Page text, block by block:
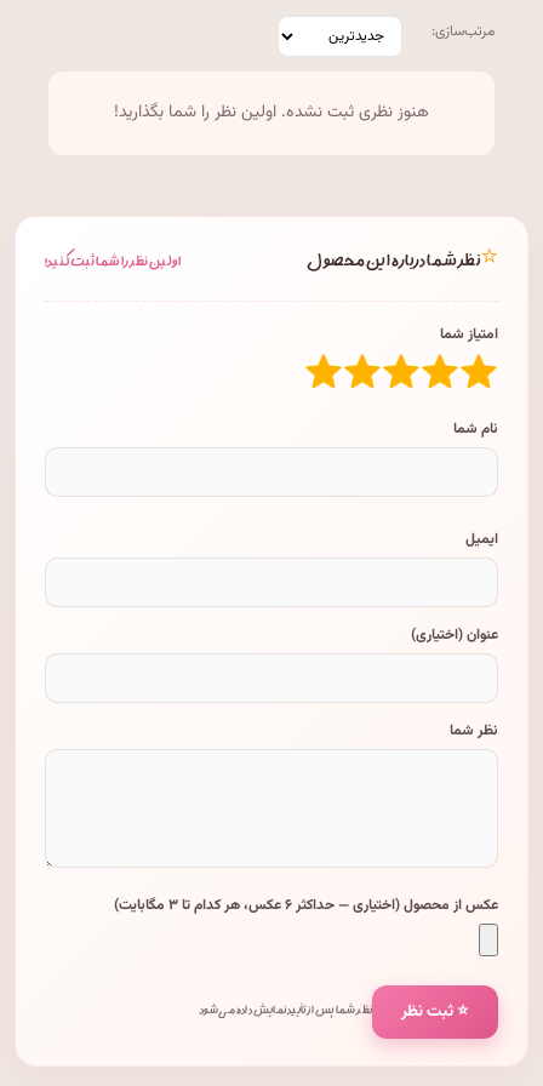
مرتب‌سازی:
هنوز نظری ثبت نشده. اولین نظر را شما بگذارید!
⭐نظر شما درباره این محصول اولین نظر را شما ثبت کنید!
امتیاز شما
نام شما
ایمیل
عنوان (اختیاری)
نظر شما
عکس از محصول (اختیاری — حداکثر ۶ عکس، هر کدام تا ۳ مگابایت)
⭐ ثبت نظر نظر شما پس از تأیید نمایش داده می‌شود.